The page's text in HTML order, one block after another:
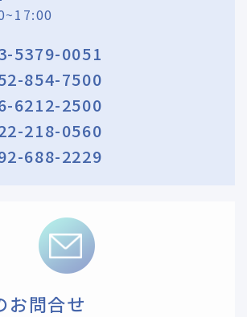
5379-0051
854-7500
6212-2500
218-0560
688-2229
お問合せ